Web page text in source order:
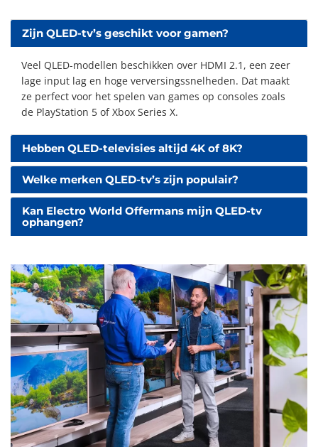
Zijn QLED-tv’s geschikt voor gamen?
Veel QLED-modellen beschikken over HDMI 2.1, een zeer
lage input lag en hoge verversingssnelheden. Dat maakt
ze perfect voor het spelen van games op consoles zoals
de PlayStation 5 of Xbox Series X.
Hebben QLED-televisies altijd 4K of 8K?
Welke merken QLED-tv’s zijn populair?
Kan Electro World Offermans mijn QLED-tv
ophangen?